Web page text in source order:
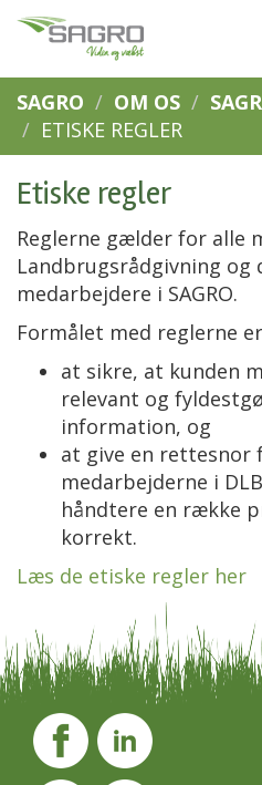
SAGRO OM OS
ETISKE REGLER
Etiske regler
Reglerne gælder for alle
Landbrugsrådgivning og
medarbejdere i SAGRO.
Formålet med reglerne
at sikre, at kunden
relevant og
information, og
at give en rettesnor
medarbejderne i
håndtere en række
korrekt.
Læs de etiske regler her